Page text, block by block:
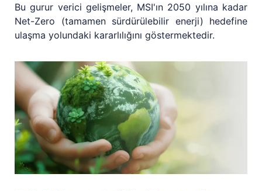
Bu gurur verici gelişmeler, MSI'ın 2050 yılına kadar
Net-Zero (tamamen sürdürülebilir enerji) hedefine
ulaşma yolundaki kararlılığını göstermektedir.